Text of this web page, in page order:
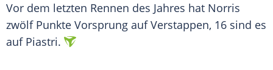
Vor dem letzten Rennen des Jahres hat Norris
zwölf Punkte Vorsprung auf Verstappen, 16 sind es
auf Piastri.